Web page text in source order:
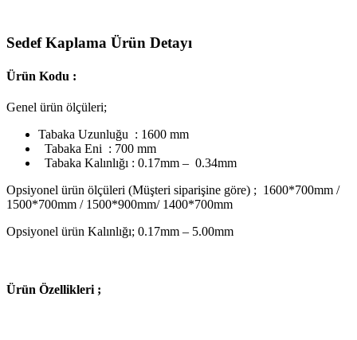
Sedef Kaplama Ürün Detayı
Ürün Kodu :
Genel ürün ölçüleri;
Tabaka Uzunluğu : 1600 mm
Tabaka Eni : 700 mm
Tabaka Kalınlığı : 0.17mm – 0.34mm
Opsiyonel ürün ölçüleri (Müşteri siparişine göre) ; 1600*700mm /
1500*700mm / 1500*900mm/ 1400*700mm
Opsiyonel ürün Kalınlığı; 0.17mm – 5.00mm
Ürün Özellikleri ;